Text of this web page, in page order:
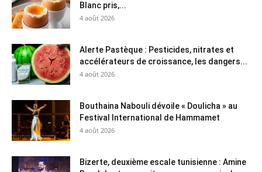
Blanc pris,...
4 août 2026
Alerte Pastèque : Pesticides, nitrates et
accélérateurs de croissance, les dangers...
4 août 2026
Bouthaina Nabouli dévoile « Doulicha » au
Festival International de Hammamet
4 août 2026
Bizerte, deuxième escale tunisienne : Amine